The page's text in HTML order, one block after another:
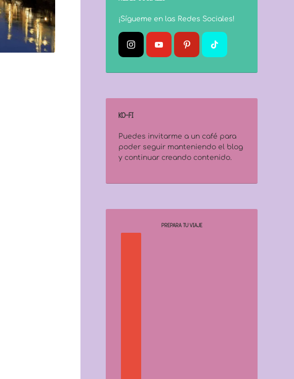
¡Sígueme en las Redes Sociales!
KO-FI
Puedes invitarme a un café para
poder seguir manteniendo el blog
y continuar creando contenido.
PREPARA TU VIAJE